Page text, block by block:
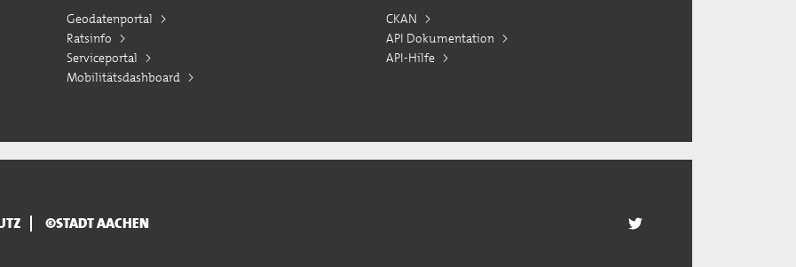
Geodatenportal
Ratsinfo
Serviceportal
Mobilitätsdashboard
CKAN
API Dokumentation
API-Hilfe
©STADT AACHEN